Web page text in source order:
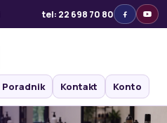
tel: 22 698 70 80
Poradnik Kontakt Konto